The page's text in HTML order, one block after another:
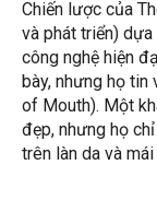
Chiến lược của
và phát triển)
công nghệ hiện
bày, nhưng họ
of Mouth). Một
đẹp, nhưng họ
trên làn da và mái